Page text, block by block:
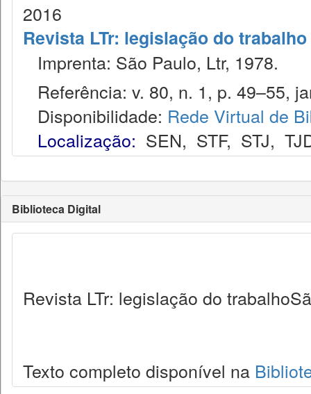
2016
Revista LTr: legislação do trabalho
Imprenta: São Paulo, Ltr, 1978.
Referência: v. 80, n. 1, p. 49–55,
Disponibilidade: Rede Virtual de
Localização: SEN, STF, STJ,
Biblioteca Digital
Revista LTr: legislação do
Texto completo disponível na